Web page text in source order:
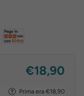
€18,90
Prima era €18,90